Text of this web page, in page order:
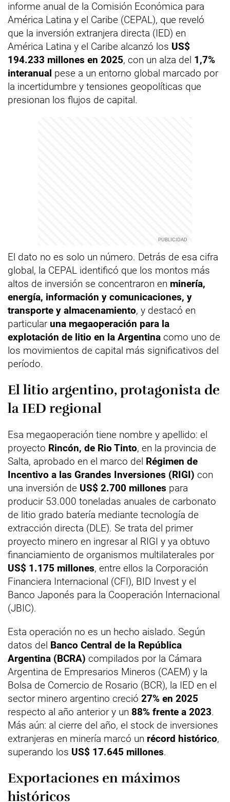
informe anual de la Comisión Económica para
América Latina y el Caribe (CEPAL), que reveló
que la inversión extranjera directa (IED) en
América Latina y el Caribe alcanzó los US$
194.233 millones en 2025, con un alza del 1,7%
interanual pese a un entorno global marcado por
la incertidumbre y tensiones geopolíticas que
presionan los flujos de capital.
El dato no es solo un número. Detrás de esa cifra
global, la CEPAL identificó que los montos más
altos de inversión se concentraron en minería,
energía, información y comunicaciones, y
transporte y almacenamiento, y destacó en
particular una megaoperación para la
explotación de litio en la Argentina como uno de
los movimientos de capital más significativos del
período.
El litio argentino, protagonista de
la IED regional
Esa megaoperación tiene nombre y apellido: el
proyecto Rincón, de Rio Tinto, en la provincia de
Salta, aprobado en el marco del Régimen de
Incentivo a las Grandes Inversiones (RIGI) con
una inversión de US$ 2.700 millones para
producir 53.000 toneladas anuales de carbonato
de litio grado batería mediante tecnología de
extracción directa (DLE). Se trata del primer
proyecto minero en ingresar al RIGI y ya obtuvo
financiamiento de organismos multilaterales por
US$ 1.175 millones, entre ellos la Corporación
Financiera Internacional (CFI), BID Invest y el
Banco Japonés para la Cooperación Internacional
(JBIC).
Esta operación no es un hecho aislado. Según
datos del Banco Central de la República
Argentina (BCRA) compilados por la Cámara
Argentina de Empresarios Mineros (CAEM) y la
Bolsa de Comercio de Rosario (BCR), la IED en el
sector minero argentino creció 27% en 2025
respecto al año anterior y un 88% frente a 2023.
Más aún: al cierre del año, el stock de inversiones
extranjeras en minería marcó un récord histórico,
superando los US$ 17.645 millones.
Exportaciones en máximos
históricos